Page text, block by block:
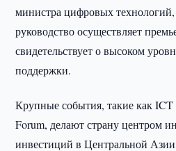
министра цифровых
руководство осуществляет
свидетельствует о высоком
поддержки.
Крупные события, такие как
Forum, делают страну центром
инвестиций в Центральной